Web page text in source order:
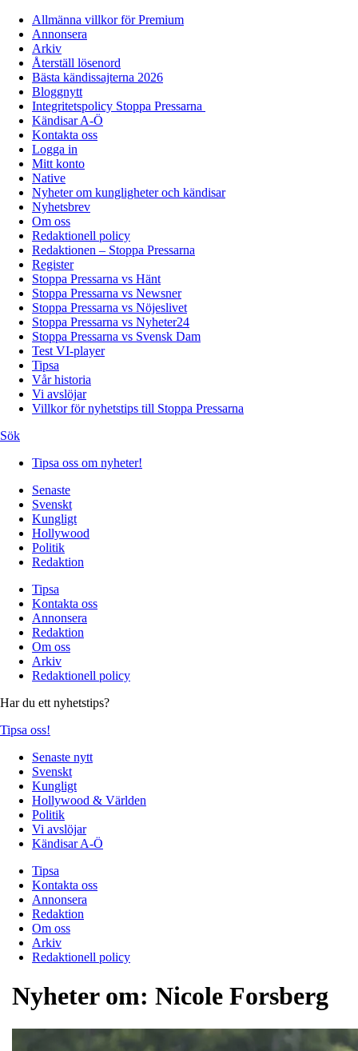
Allmänna villkor för Premium
Annonsera
Arkiv
Återställ lösenord
Bästa kändissajterna 2026
Bloggnytt
Integritetspolicy Stoppa Pressarna
Kändisar A-Ö
Kontakta oss
Logga in
Mitt konto
Native
Nyheter om kungligheter och kändisar
Nyhetsbrev
Om oss
Redaktionell policy
Redaktionen – Stoppa Pressarna
Register
Stoppa Pressarna vs Hänt
Stoppa Pressarna vs Newsner
Stoppa Pressarna vs Nöjeslivet
Stoppa Pressarna vs Nyheter24
Stoppa Pressarna vs Svensk Dam
Test VI-player
Tipsa
Vår historia
Vi avslöjar
Villkor för nyhetstips till Stoppa Pressarna
Sök
Tipsa oss om nyheter!
Senaste
Svenskt
Kungligt
Hollywood
Politik
Redaktion
Tipsa
Kontakta oss
Annonsera
Redaktion
Om oss
Arkiv
Redaktionell policy
Har du ett nyhetstips?
Tipsa oss!
Senaste nytt
Svenskt
Kungligt
Hollywood & Världen
Politik
Vi avslöjar
Kändisar A-Ö
Tipsa
Kontakta oss
Annonsera
Redaktion
Om oss
Arkiv
Redaktionell policy
Nyheter om: Nicole Forsberg